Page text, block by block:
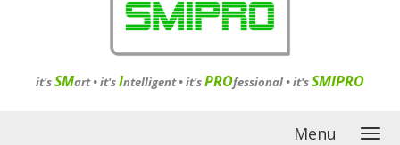
it'sSMart •it'sIntelligent•it'sPROfessional •it'sSMIPRO
Menu